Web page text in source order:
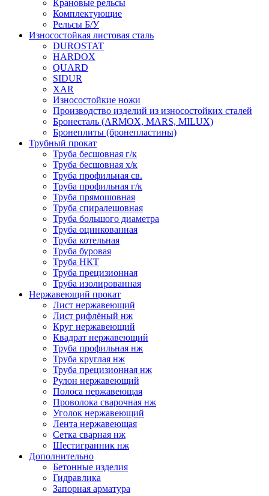
Крановые рельсы
Комплектующие
Рельсы Б/У
Износостойкая листовая сталь
DUROSTAT
HARDOX
QUARD
SIDUR
XAR
Износостойкие ножи
Производство изделий из износостойких сталей
Бронесталь (ARMOX, MARS, MILUX)
Бронеплиты (бронепластины)
Трубный прокат
Труба бесшовная г/к
Труба бесшовная х/к
Труба профильная св.
Труба профильная г/к
Труба прямошовная
Труба спиралешовная
Труба большого диаметра
Труба оцинкованная
Труба котельная
Труба буровая
Труба НКТ
Труба прецизионная
Труба изолированная
Нержавеющий прокат
Лист нержавеющий
Лист рифлёный нж
Круг нержавеющий
Квадрат нержавеющий
Труба профильная нж
Труба круглая нж
Труба прецизионная нж
Рулон нержавеющий
Полоса нержавеющая
Проволока сварочная нж
Уголок нержавеющий
Лента нержавеющая
Сетка сварная нж
Шестигранник нж
Дополнительно
Бетонные изделия
Гидравлика
Запорная арматура